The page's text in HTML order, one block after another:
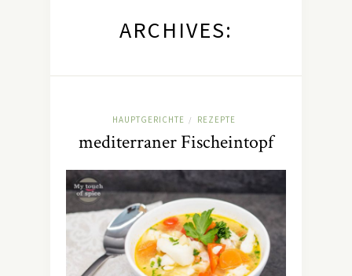
ARCHIVES:
HAUPTGERICHTE / REZEPTE
mediterraner Fischeintopf